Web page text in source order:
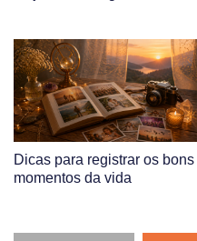
Dicas para registrar os bons
momentos da vida